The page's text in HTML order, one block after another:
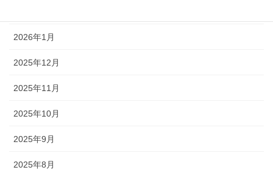
2026年1月
2025年12月
2025年11月
2025年10月
2025年9月
2025年8月